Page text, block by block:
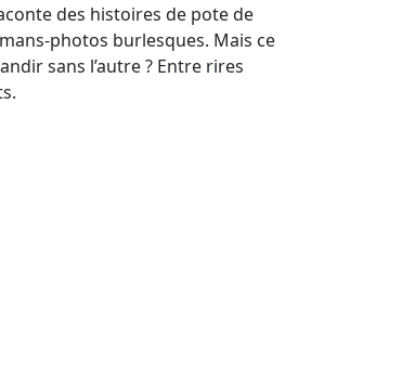
des histoires de pote de
photos burlesques. Mais ce
sans l’autre ? Entre rires